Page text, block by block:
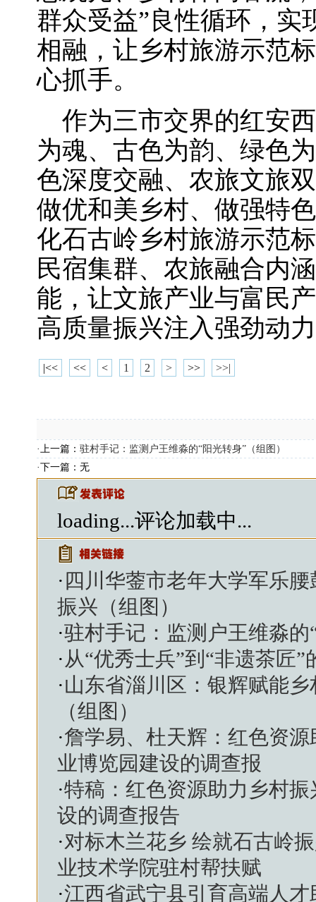
群众受益”良性循环，实
相融，让乡村旅游示范
心抓手。
作为三市交界的红安
为魂、古色为韵、绿色
色深度交融、农旅文旅
做优和美乡村、做强特
化石古岭乡村旅游示范
民宿集群、农旅融合内
能，让文旅产业与富民
高质量振兴注入强劲动
|<< << < 1 2 > >> >>|
·上一篇： 驻村手记：监测户王维淼的“阳光转身”（组图）
·下一篇：无
loading...评论加载中...
· 四川华蓥市老年大学军乐
振兴（组图）
·驻村手记：监测户王维淼的
·从“优秀士兵”到“非遗茶匠
·山东省淄川区：银辉赋能
（组图）
·詹学易、杜天辉：红色资
业博览园建设的调查报
·特稿：红色资源助力乡村
设的调查报告
·对标木兰花乡 绘就石古岭
业技术学院驻村帮扶赋
·江西省武宁县引育高端人